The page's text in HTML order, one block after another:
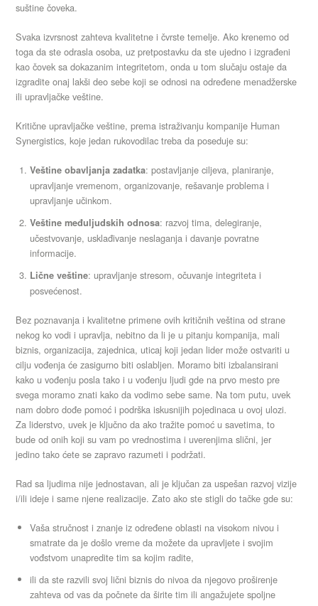
suštine čoveka.
Svaka izvrsnost zahteva kvalitetne i čvrste temelje. Ako krenemo od
toga da ste odrasla osoba, uz pretpostavku da ste ujedno i izgrađeni
kao čovek sa dokazanim integritetom, onda u tom slučaju ostaje da
izgradite onaj lakši deo sebe koji se odnosi na određene menadžerske
ili upravljačke veštine.
Kritične upravljačke veštine, prema istraživanju kompanije Human
Synergistics, koje jedan rukovodilac treba da poseduje su:
Veštine obavljanja zadatka: postavljanje ciljeva, planiranje,
upravljanje vremenom, organizovanje, rešavanje problema i
upravljanje učinkom.
Veštine međuljudskih odnosa: razvoj tima, delegiranje,
učestvovanje, usklađivanje neslaganja i davanje povratne
informacije.
Lične veštine: upravljanje stresom, očuvanje integriteta i
posvećenost.
Bez poznavanja i kvalitetne primene ovih kritičnih veština od strane
nekog ko vodi i upravlja, nebitno da li je u pitanju kompanija, mali
biznis, organizacija, zajednica, uticaj koji jedan lider može ostvariti u
cilju vođenja će zasigurno biti oslabljen. Moramo biti izbalansirani
kako u vođenju posla tako i u vođenju ljudi gde na prvo mesto pre
svega moramo znati kako da vodimo sebe same. Na tom putu, uvek
nam dobro dođe pomoć i podrška iskusnijih pojedinaca u ovoj ulozi.
Za liderstvo, uvek je ključno da ako tražite pomoć u savetima, to
bude od onih koji su vam po vrednostima i uverenjima slični, jer
jedino tako ćete se zapravo razumeti i podržati.
Rad sa ljudima nije jednostavan, ali je ključan za uspešan razvoj vizije
i/ili ideje i same njene realizacije. Zato ako ste stigli do tačke gde su:
Vaša stručnost i znanje iz određene oblasti na visokom nivou i
smatrate da je došlo vreme da možete da upravljete i svojim
vođstvom unapredite tim sa kojim radite,
ili da ste razvili svoj lični biznis do nivoa da njegovo proširenje
zahteva od vas da počnete da širite tim ili angažujete spoljne